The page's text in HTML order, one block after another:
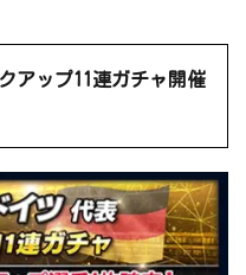
アップ11連ガチャ開催